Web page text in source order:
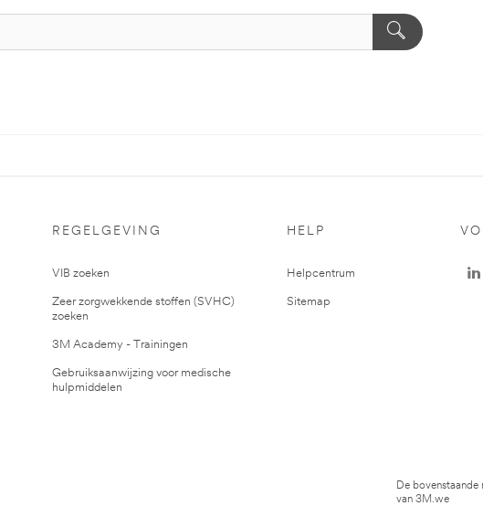
REGELGEVING
VIB zoeken
Zeer zorgwekkende stoffen (SVHC)
zoeken
3M Academy - Trainingen
Gebruiksaanwijzing voor medische
hulpmiddelen
HELP
Helpcentrum
Sitemap
De bovenstaande
van 3M.we